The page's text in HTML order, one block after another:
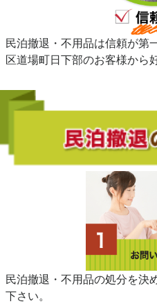
民泊撤退・不用品は信頼が第
区道場町日下部のお客様から
民泊撤退・不用品の処分を決
下さい。